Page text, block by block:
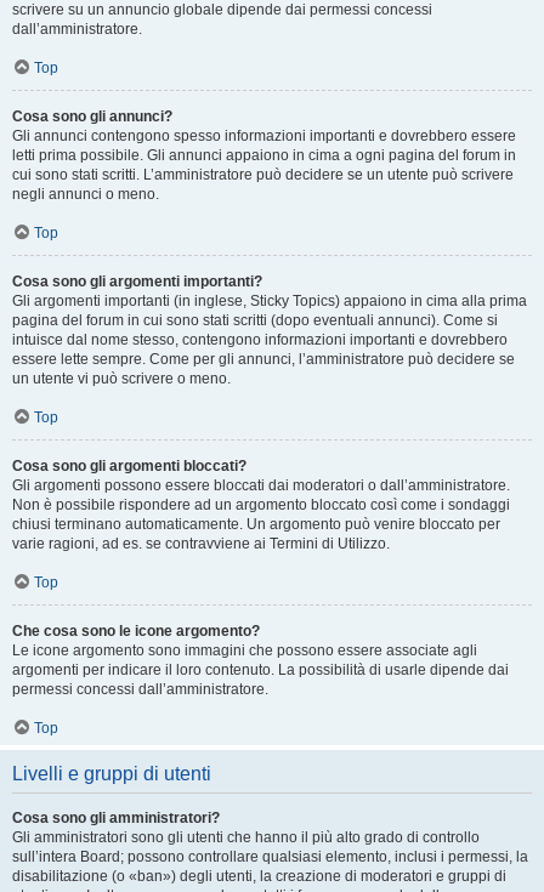
scrivere su un annuncio globale dipende dai permessi concessi
dall’amministratore.
Top
Cosa sono gli annunci?
Gli annunci contengono spesso informazioni importanti e dovrebbero essere
letti prima possibile. Gli annunci appaiono in cima a ogni pagina del forum in
cui sono stati scritti. L’amministratore può decidere se un utente può scrivere
negli annunci o meno.
Top
Cosa sono gli argomenti importanti?
Gli argomenti importanti (in inglese, Sticky Topics) appaiono in cima alla prima
pagina del forum in cui sono stati scritti (dopo eventuali annunci). Come si
intuisce dal nome stesso, contengono informazioni importanti e dovrebbero
essere lette sempre. Come per gli annunci, l’amministratore può decidere se
un utente vi può scrivere o meno.
Top
Cosa sono gli argomenti bloccati?
Gli argomenti possono essere bloccati dai moderatori o dall’amministratore.
Non è possibile rispondere ad un argomento bloccato così come i sondaggi
chiusi terminano automaticamente. Un argomento può venire bloccato per
varie ragioni, ad es. se contravviene ai Termini di Utilizzo.
Top
Che cosa sono le icone argomento?
Le icone argomento sono immagini che possono essere associate agli
argomenti per indicare il loro contenuto. La possibilità di usarle dipende dai
permessi concessi dall’amministratore.
Top
Livelli e gruppi di utenti
Cosa sono gli amministratori?
Gli amministratori sono gli utenti che hanno il più alto grado di controllo
sull’intera Board; possono controllare qualsiasi elemento, inclusi i permessi, la
disabilitazione (o «ban») degli utenti, la creazione di moderatori e gruppi di